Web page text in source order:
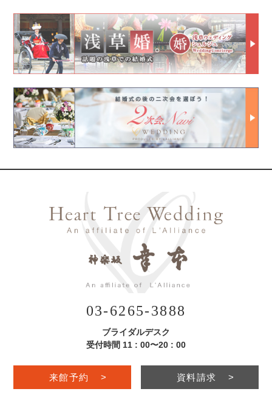
03-6265-3888
ブライダルデスク
受付時間 11 : 00〜20 : 00
来館予約 > 資料請求 >